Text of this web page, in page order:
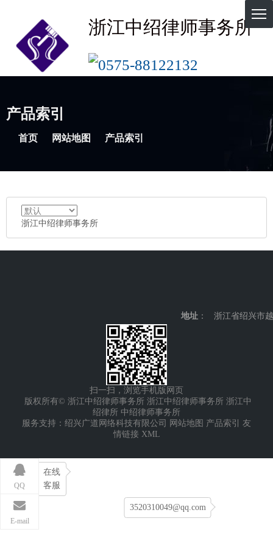
浙江中绍律师事务所
0575-88122132
产品索引
首页 网站地图 产品索引
浙江中绍律师事务所
地址 ： 浙江省绍兴市
扫一扫，浏览手机版网页
版权所有© 浙江中绍律师事务所 浙江中绍律师事务所 浙江中
绍律所 中绍律师事务所
服务支持：绍兴广道网络科技有限公司
网站地图 产品索引
友
情链接 XML
QQ
在线
客服
E-mail
3520310049@qq.com